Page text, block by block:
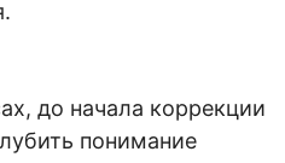
до начала коррекции
понимание